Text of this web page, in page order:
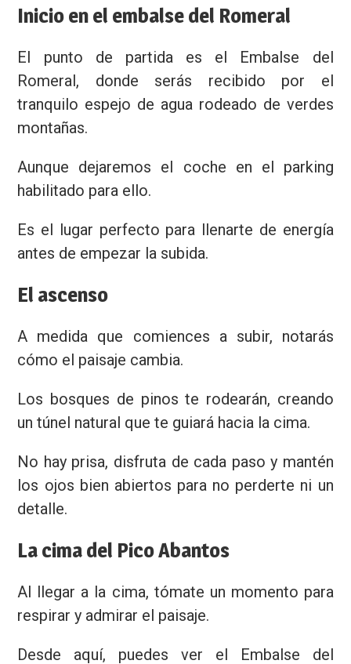
Inicio en el embalse del Romeral
El punto de partida es el Embalse del
Romeral, donde serás recibido por el
tranquilo espejo de agua rodeado de verdes
montañas.
Aunque dejaremos el coche en el parking
habilitado para ello.
Es el lugar perfecto para llenarte de energía
antes de empezar la subida.
El ascenso
A medida que comiences a subir, notarás
cómo el paisaje cambia.
Los bosques de pinos te rodearán, creando
un túnel natural que te guiará hacia la cima.
No hay prisa, disfruta de cada paso y mantén
los ojos bien abiertos para no perderte ni un
detalle.
La cima del Pico Abantos
Al llegar a la cima, tómate un momento para
respirar y admirar el paisaje.
Desde aquí, puedes ver el Embalse del